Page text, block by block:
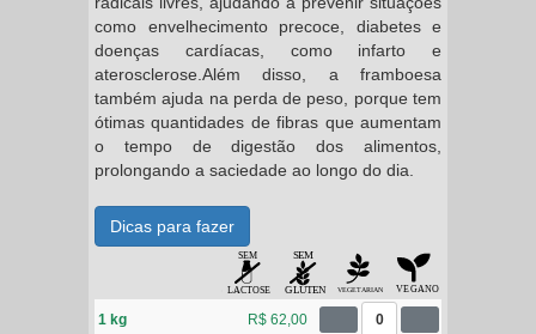
como envelhecimento precoce, diabetes e
doenças cardíacas, como infarto e
aterosclerose.Além disso, a framboesa
também ajuda na perda de peso, porque tem
ótimas quantidades de fibras que aumentam
o tempo de digestão dos alimentos,
prolongando a saciedade ao longo do dia.
Dicas para fazer
1 kg R$ 62,00 0